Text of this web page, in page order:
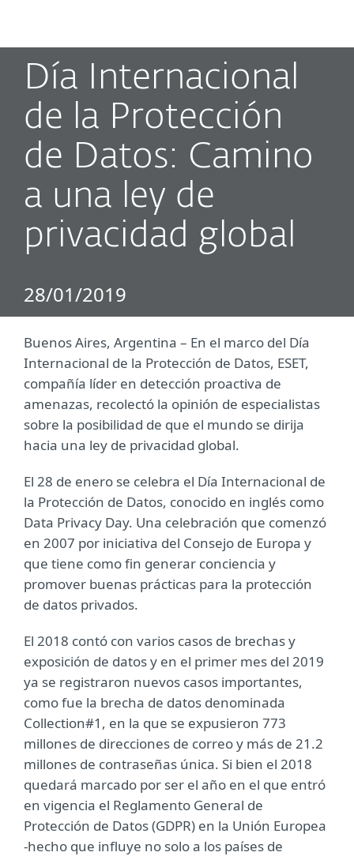
Día Internacional
de la Protección
de Datos: Camino
a una ley de
privacidad global
28/01/2019
Buenos Aires, Argentina – En el marco del Día
Internacional de la Protección de Datos, ESET,
compañía líder en detección proactiva de
amenazas, recolectó la opinión de especialistas
sobre la posibilidad de que el mundo se dirija
hacia una ley de privacidad global.
El 28 de enero se celebra el Día Internacional de
la Protección de Datos, conocido en inglés como
Data Privacy Day. Una celebración que comenzó
en 2007 por iniciativa del Consejo de Europa y
que tiene como fin generar conciencia y
promover buenas prácticas para la protección
de datos privados.
El 2018 contó con varios casos de brechas y
exposición de datos y en el primer mes del 2019
ya se registraron nuevos casos importantes,
como fue la brecha de datos denominada
Collection#1, en la que se expusieron 773
millones de direcciones de correo y más de 21.2
millones de contraseñas única. Si bien el 2018
quedará marcado por ser el año en el que entró
en vigencia el Reglamento General de
Protección de Datos (GDPR) en la Unión Europea
-hecho que influye no solo a los países de